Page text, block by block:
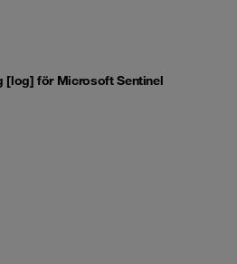
[log] för Microsoft Sentinel